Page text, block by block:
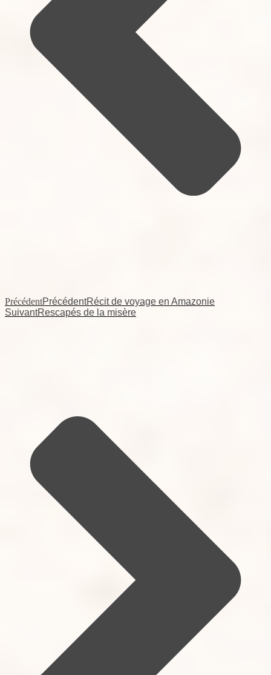
PrécédentPrécédentRécit de voyage en Amazonie
SuivantRescapés de la misère